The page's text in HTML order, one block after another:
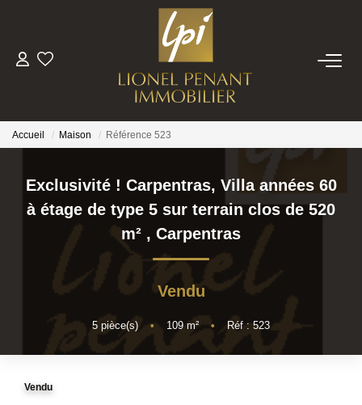
VENTES
PRESTIGE
BIENS VENDUS
ESTIMATION
CONTACT
Accueil Maison Référence 523
Exclusivité ! Carpentras, Villa années 60
à étage de type 5 sur terrain clos de 520
m² , Carpentras
Vendu
5 pièce(s) • 109 m² • Réf : 523
Vendu